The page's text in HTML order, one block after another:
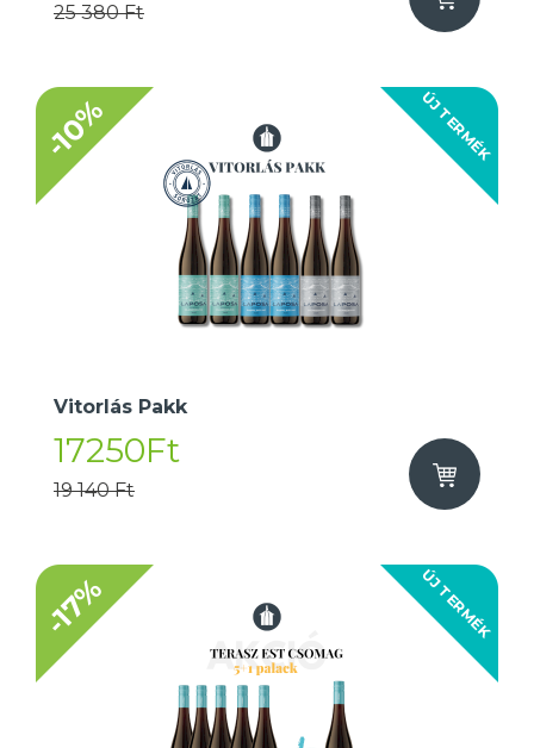
25 380 Ft
ÚJ TERMÉK
-10%
Vitorlás Pakk
17250Ft
19 140 Ft
ÚJ TERMÉK
-17%